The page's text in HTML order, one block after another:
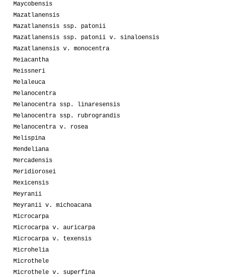
Maycobensis
Mazatlanensis
Mazatlanensis ssp. patonii
Mazatlanensis ssp. patonii v. sinaloensis
Mazatlanensis v. monocentra
Meiacantha
Meissneri
Melaleuca
Melanocentra
Melanocentra ssp. linaresensis
Melanocentra ssp. rubrograndis
Melanocentra v. rosea
Melispina
Mendeliana
Mercadensis
Meridiorosei
Mexicensis
Meyranii
Meyranii v. michoacana
Microcarpa
Microcarpa v. auricarpa
Microcarpa v. texensis
Microhelia
Microthele
Microthele v. superfina